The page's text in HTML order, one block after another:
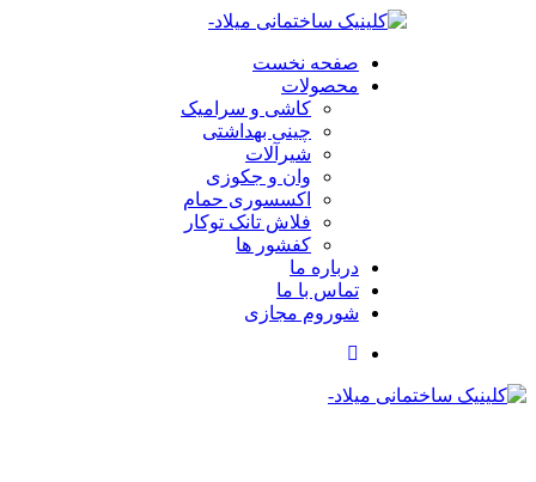
صفحه نخست
محصولات
کاشی و سرامیک
چینی بهداشتی
شیرآلات
وان و جکوزی
اکسسوری حمام
فلاش تانک توکار
کفشور ها
درباره ما
تماس با ما
شوروم مجازی